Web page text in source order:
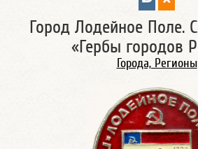
Город Лодейное Поле.
«Гербы городов
Города, Регионы